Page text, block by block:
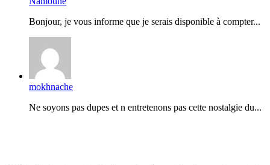
Bonjour, je vous informe que je serais disponible à compter...
mokhnache
Ne soyons pas dupes et n entretenons pas cette nostalgie du...